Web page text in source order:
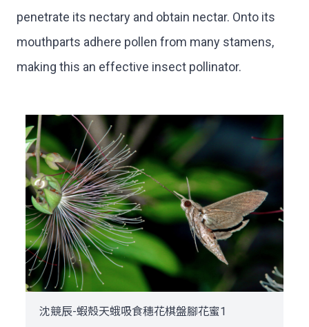
penetrate its nectary and obtain nectar. Onto its
mouthparts adhere pollen from many stamens,
making this an effective insect pollinator.
沈競辰-蝦殼天蛾吸食穗花棋盤腳花蜜1